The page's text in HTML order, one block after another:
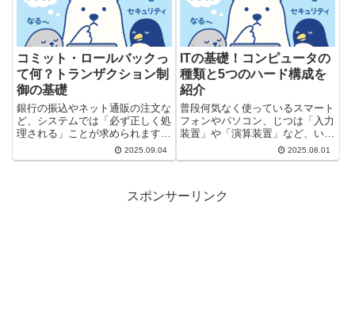
コミット・ロールバックっ
て何？トランザクション制
御の基礎
銀行の振込やネット通販の注文な
ど、システムでは「必ず正しく処
理される」ことが求められます。
そこで登場するのが トランザク
ション処理。「途中で止まらな
ータを守る仕組みが組み込まれて
2025.09.04
ITの基礎！コンピュータの
種類と5つのハード構成を
紹介
普段何気なく使っているスマート
フォンやパソコン、じつは「入力
装置」や「演算装置」など、いろ
んなパーツが協力して動いていま
す。 この記事では、「コンピュ
く、基本構成や種類をわかりや
2025.08.01
スポンサーリンク